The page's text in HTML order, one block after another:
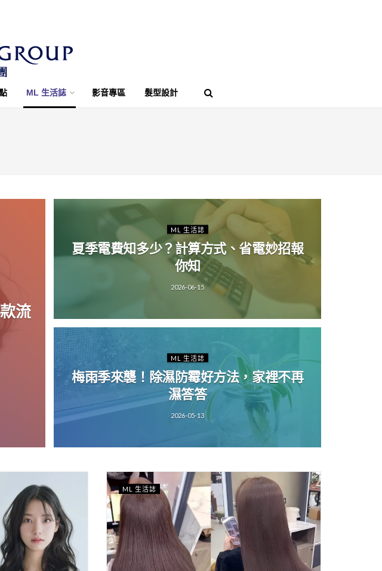
ML 生活誌 影音專區 髮型設計
流
ML 生活誌
夏季電費知多少？計算方式、省電妙招報
你知
2026-06-15
ML 生活誌
梅雨季來襲！除濕防霉好方法，家裡不再
濕答答
2026-05-13
ML 生活誌